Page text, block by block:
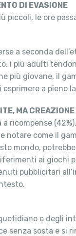
DI EVASIONE
le ore
a seconda
i più adulti
più giovane, il
a pieno
MA
ricompense (42%).
notare come il
mondo,
ai giochi
pubblicitari
e degli
senza sosta e